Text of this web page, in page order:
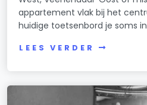
appartement vlak bij het
huidige toetsenbord je soms
LEES VERDER